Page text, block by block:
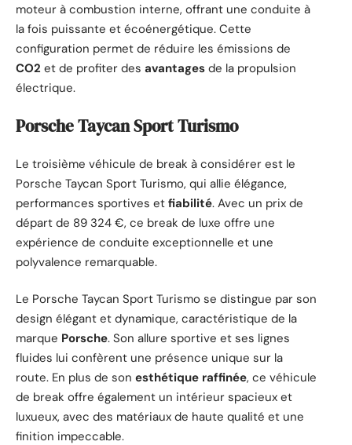
moteur à combustion interne, offrant une conduite à
la fois puissante et écoénergétique. Cette
configuration permet de réduire les émissions de
CO2 et de profiter des avantages de la propulsion
électrique.
Porsche Taycan Sport Turismo
Le troisième véhicule de break à considérer est le
Porsche Taycan Sport Turismo, qui allie élégance,
performances sportives et fiabilité. Avec un prix de
départ de 89 324 €, ce break de luxe offre une
expérience de conduite exceptionnelle et une
polyvalence remarquable.
Le Porsche Taycan Sport Turismo se distingue par son
design élégant et dynamique, caractéristique de la
marque Porsche. Son allure sportive et ses lignes
fluides lui confèrent une présence unique sur la
route. En plus de son esthétique raffinée, ce véhicule
de break offre également un intérieur spacieux et
luxueux, avec des matériaux de haute qualité et une
finition impeccable.